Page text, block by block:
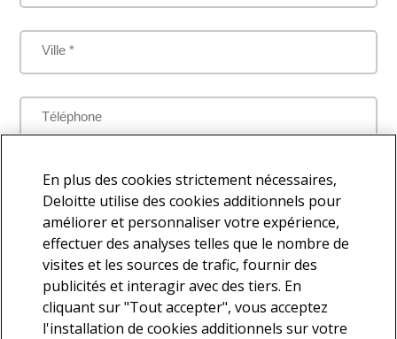
Ville *
Téléphone
par Deloitte aux fins de répondre à la présente demande
Je souhaite faire partie de la base de contacts Deloitte afin de
recevoir d'autres communications en lien avec l'actualité et les
services offerts par Deloitte
En plus des cookies strictement nécessaires,
Deloitte utilise des cookies additionnels pour
améliorer et personnaliser votre expérience,
effectuer des analyses telles que le nombre de
visites et les sources de trafic, fournir des
publicités et interagir avec des tiers. En
cliquant sur "Tout accepter", vous acceptez
l'installation de cookies additionnels sur votre